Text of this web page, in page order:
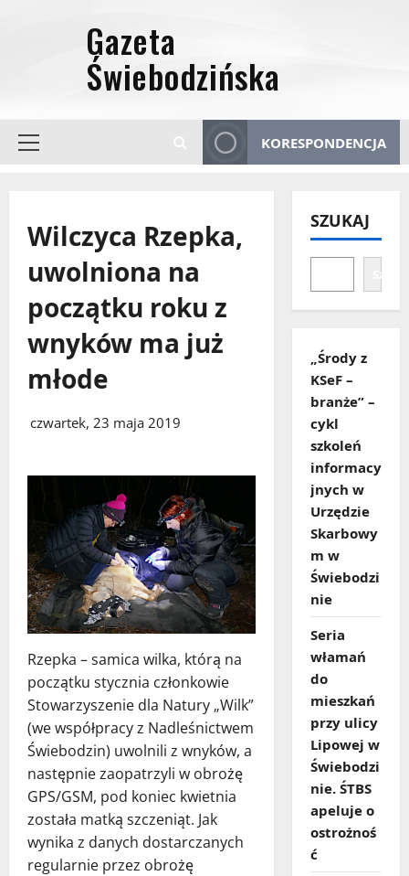
Menu
KORESPONDENCJA
Wilczyca Rzepka,
uwolniona na
początku roku z
wnyków ma już
młode
czwartek, 23 maja 2019
Rzepka – samica wilka, którą na
początku stycznia członkowie
Stowarzyszenie dla Natury „Wilk”
(we współpracy z Nadleśnictwem
Świebodzin) uwolnili z wnyków, a
następnie zaopatrzyli w obrożę
GPS/GSM, pod koniec kwietnia
została matką szczeniąt. Jak
wynika z danych dostarczanych
regularnie przez obrożę
SZUKAJ
„Środy z
KSeF –
branże” –
cykl
szkoleń
informacy
jnych w
Urzędzie
Skarbowy
m w
Świebodzi
nie
Seria
włamań
do
mieszkań
przy ulicy
Lipowej w
Świebodzi
nie. ŚTBS
apeluje o
ostrożnoś
ć